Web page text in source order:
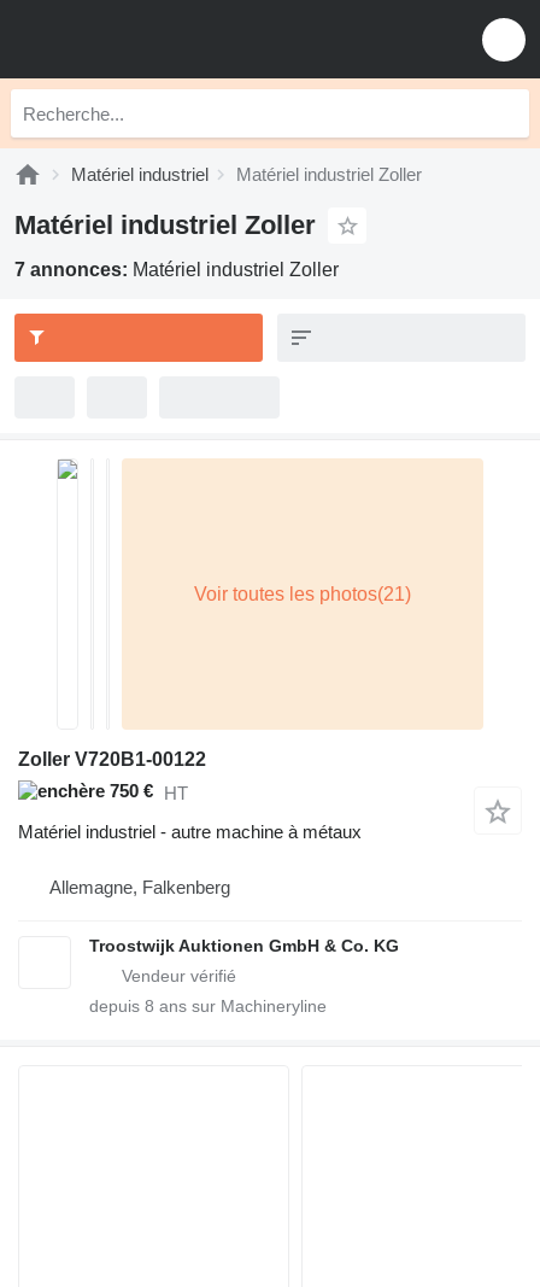
Matériel industriel Matériel industriel Zoller
Matériel industriel Zoller
7 annonces: Matériel industriel Zoller
Zoller V720B1-00122
750 € HT
Matériel industriel - autre machine à métaux
Allemagne, Falkenberg
Troostwijk Auktionen GmbH & Co. KG
depuis 8 ans sur Machineryline